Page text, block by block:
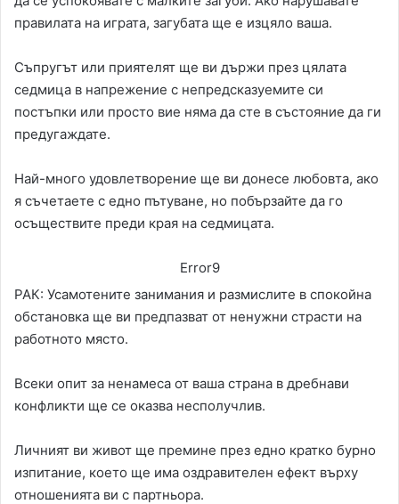
правилата на играта, загубата ще е изцяло ваша.
Съпругът или приятелят ще ви държи през цялата
седмица в напрежение с непредсказуемите си
постъпки или просто вие няма да сте в състояние да ги
предугаждате.
Най-много удовлетворение ще ви донесе любовта, ако
я съчетаете с едно пътуване, но побързайте да го
осъществите преди края на седмицата.
Error9
РАК: Усамотените занимания и размислите в спокойна
обстановка ще ви предпазват от ненужни страсти на
работното място.
Всеки опит за ненамеса от ваша страна в дребнави
конфликти ще се оказва несполучлив.
Личният ви живот ще премине през едно кратко бурно
изпитание, което ще има оздравителен ефект върху
отношенията ви с партньора.